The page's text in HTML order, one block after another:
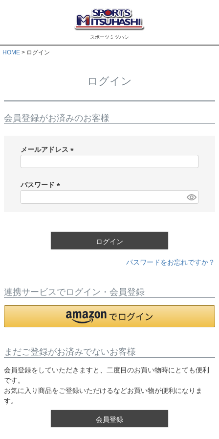
スポーツミツハシ
HOME ログイン
ログイン
会員登録がお済みのお客様
メールアドレス
)
パスワード
ログイン
パスワードをお忘れですか？
連携サービスでログイン・会員登録
まだご登録がお済みでないお客様
会員登録をしていただきますと、二度目のお買い物時にとても便利
です。
お気に入り商品をご登録いただけるなどお買い物が便利になりま
す。
会員登録